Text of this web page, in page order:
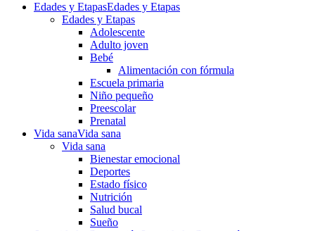
Edades y EtapasEdades y Etapas
Edades y Etapas
Adolescente
Adulto joven
Bebé
Alimentación con fórmula
Escuela primaria
Niño pequeño
Preescolar
Prenatal
Vida sanaVida sana
Vida sana
Bienestar emocional
Deportes
Estado físico
Nutrición
Salud bucal
Sueño